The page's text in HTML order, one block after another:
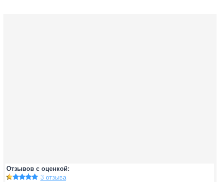
Отзывов с оценкой:
3 отзыва